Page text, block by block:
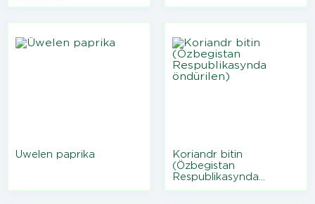
Üwelen paprika
Koriandr bitin
(Özbegistan
Respublikasynda